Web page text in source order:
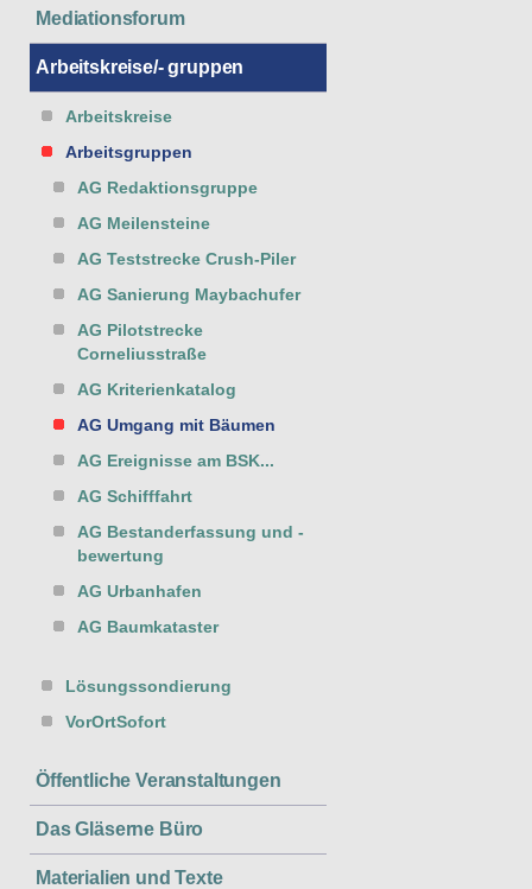
Mediationsforum
Arbeitskreise/- gruppen
Arbeitskreise
Arbeitsgruppen
AG Redaktionsgruppe
AG Meilensteine
AG Teststrecke Crush-Piler
AG Sanierung Maybachufer
AG Pilotstrecke
Corneliusstraße
AG Kriterienkatalog
AG Umgang mit Bäumen
AG Ereignisse am BSK...
AG Schifffahrt
AG Bestanderfassung und -
bewertung
AG Urbanhafen
AG Baumkataster
Lösungssondierung
VorOrtSofort
Öffentliche Veranstaltungen
Das Gläserne Büro
Materialien und Texte